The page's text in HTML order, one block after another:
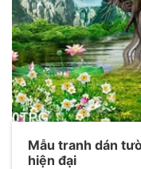
Mẫu tranh dán
hiện đại